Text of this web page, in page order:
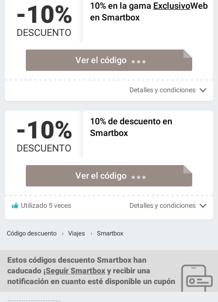
-10%
DESCUENTO
10% en la gama ExclusivoWeb
en Smartbox
Ver el código * * *
Detalles y condiciones
-10%
DESCUENTO
10% de descuento en
Smartbox
Ver el código * * *
Utilizado 5 veces Detalles y condiciones
Código descuento › Viajes › Smartbox
Estos códigos descuento Smartbox han
caducado ¡Seguir Smartbox y recibir una
notificación en cuanto esté disponible un cupón